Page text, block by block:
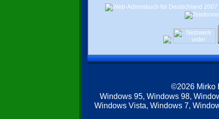
©2026 Mirko
Windows 95, Windows 98,
Windows Vista, Windows 7,